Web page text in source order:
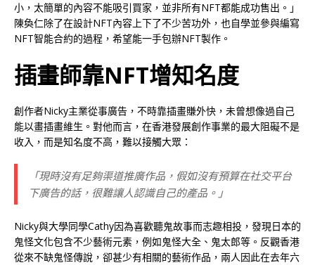
小，太簡單的內容不能吸引買家，並非所有NFT都能成功售出。」
陳奐仁除了在設計NFT內容上下了不少苦功外，也自學並參與編寫
NFT智能合約的過程，希望能一手包辦NFT製作。
插畫師靠NFT增知名度
創作者Nicky主業從事廣告，不時靠插畫賺外快，未曾想像過自己
能以畫插畫維生。對他而言，在香港發展創作事業的最大阻礙不是
收入，而是知名度不高，難以接觸大眾：
「現時沒有足夠渠道推廣作品，假如沒有預算在社交平台
下廣告的話，很難讓人認識自己的產品。」
Nicky與大學同學Cathy因為喜歡聽鬼故事而志趣相投，發現日本的
鬼怪文化包含不少藝術元素，例如鬼怪大全、鬼太郎等。反觀香港
從來不缺鬼怪傳說，卻甚少有相關的藝術作品，兩人因此在去年六